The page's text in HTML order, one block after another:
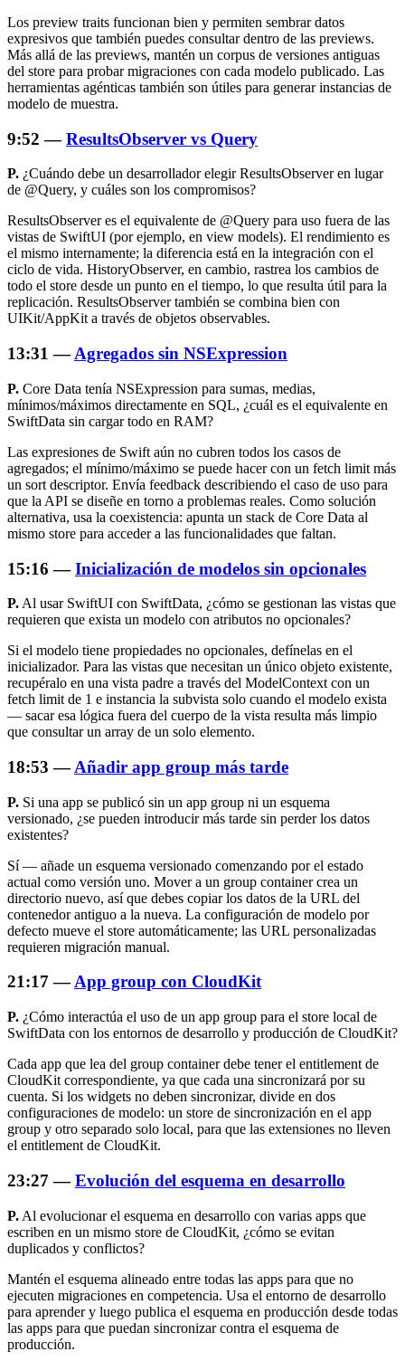
Los preview traits funcionan bien y permiten sembrar datos
expresivos que también puedes consultar dentro de las previews.
Más allá de las previews, mantén un corpus de versiones antiguas
del store para probar migraciones con cada modelo publicado. Las
herramientas agénticas también son útiles para generar instancias de
modelo de muestra.
9:52 —ResultsObserver vs Query
P. ¿Cuándo debe un desarrollador elegir ResultsObserver en lugar
de @Query, y cuáles son los compromisos?
ResultsObserver es el equivalente de @Query para uso fuera de las
vistas de SwiftUI (por ejemplo, en view models). El rendimiento es
el mismo internamente; la diferencia está en la integración con el
ciclo de vida. HistoryObserver, en cambio, rastrea los cambios de
todo el store desde un punto en el tiempo, lo que resulta útil para la
replicación. ResultsObserver también se combina bien con
UIKit/AppKit a través de objetos observables.
13:31 —Agregados sin NSExpression
P. Core Data tenía NSExpression para sumas, medias,
mínimos/máximos directamente en SQL, ¿cuál es el equivalente en
SwiftData sin cargar todo en RAM?
Las expresiones de Swift aún no cubren todos los casos de
agregados; el mínimo/máximo se puede hacer con un fetch limit más
un sort descriptor. Envía feedback describiendo el caso de uso para
que la API se diseñe en torno a problemas reales. Como solución
alternativa, usa la coexistencia: apunta un stack de Core Data al
mismo store para acceder a las funcionalidades que faltan.
15:16 —Inicialización de modelos sin opcionales
P. Al usar SwiftUI con SwiftData, ¿cómo se gestionan las vistas que
requieren que exista un modelo con atributos no opcionales?
Si el modelo tiene propiedades no opcionales, defínelas en el
inicializador. Para las vistas que necesitan un único objeto existente,
recupéralo en una vista padre a través del ModelContext con un
fetch limit de 1 e instancia la subvista solo cuando el modelo exista
— sacar esa lógica fuera del cuerpo de la vista resulta más limpio
que consultar un array de un solo elemento.
18:53 —Añadir app group más tarde
P. Si una app se publicó sin un app group ni un esquema
versionado, ¿se pueden introducir más tarde sin perder los datos
existentes?
Sí — añade un esquema versionado comenzando por el estado
actual como versión uno. Mover a un group container crea un
directorio nuevo, así que debes copiar los datos de la URL del
contenedor antiguo a la nueva. La configuración de modelo por
defecto mueve el store automáticamente; las URL personalizadas
requieren migración manual.
21:17 —App group con CloudKit
P. ¿Cómo interactúa el uso de un app group para el store local de
SwiftData con los entornos de desarrollo y producción de CloudKit?
Cada app que lea del group container debe tener el entitlement de
CloudKit correspondiente, ya que cada una sincronizará por su
cuenta. Si los widgets no deben sincronizar, divide en dos
configuraciones de modelo: un store de sincronización en el app
group y otro separado solo local, para que las extensiones no lleven
el entitlement de CloudKit.
23:27 —Evolución del esquema en desarrollo
P. Al evolucionar el esquema en desarrollo con varias apps que
escriben en un mismo store de CloudKit, ¿cómo se evitan
duplicados y conflictos?
Mantén el esquema alineado entre todas las apps para que no
ejecuten migraciones en competencia. Usa el entorno de desarrollo
para aprender y luego publica el esquema en producción desde todas
las apps para que puedan sincronizar contra el esquema de
producción.